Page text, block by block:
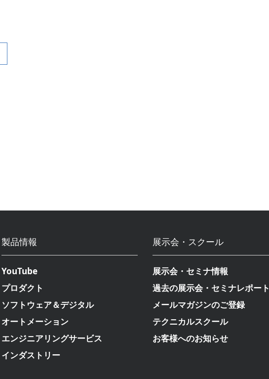
製品情報
YouTube
プロダクト
ソフトウェア＆デジタル
オートメーション
エンジニアリングサービス
インダストリー
展示会・スクール
展示会・セミナ情報
過去の展示会・セミナレポート
メールマガジンのご登録
テクニカルスクール
お客様へのお知らせ